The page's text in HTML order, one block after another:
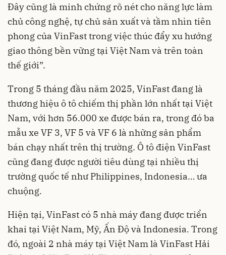
Đây cũng là minh chứng rõ nét cho năng lực làm
chủ công nghệ, tự chủ sản xuất và tầm nhìn tiên
phong của VinFast trong việc thúc đẩy xu hướng
giao thông bền vững tại Việt Nam và trên toàn
thế giới”.
Trong 5 tháng đầu năm 2025, VinFast đang là
thương hiệu ô tô chiếm thị phần lớn nhất tại Việt
Nam, với hơn 56.000 xe được bán ra, trong đó ba
mẫu xe VF 3, VF 5 và VF 6 là những sản phẩm
bán chạy nhất trên thị trường. Ô tô điện VinFast
cũng đang được người tiêu dùng tại nhiều thị
trường quốc tế như Philippines, Indonesia… ưa
chuộng.
Hiện tại, VinFast có 5 nhà máy đang được triển
khai tại Việt Nam, Mỹ, Ấn Độ và Indonesia. Trong
đó, ngoài 2 nhà máy tại Việt Nam là VinFast Hải